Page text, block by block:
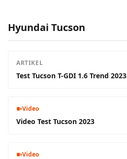
Hyundai Tucson
ARTIKEL
Test Tucson T-GDI 1.6 Trend 2023
Video
Video Test Tucson 2023
Video